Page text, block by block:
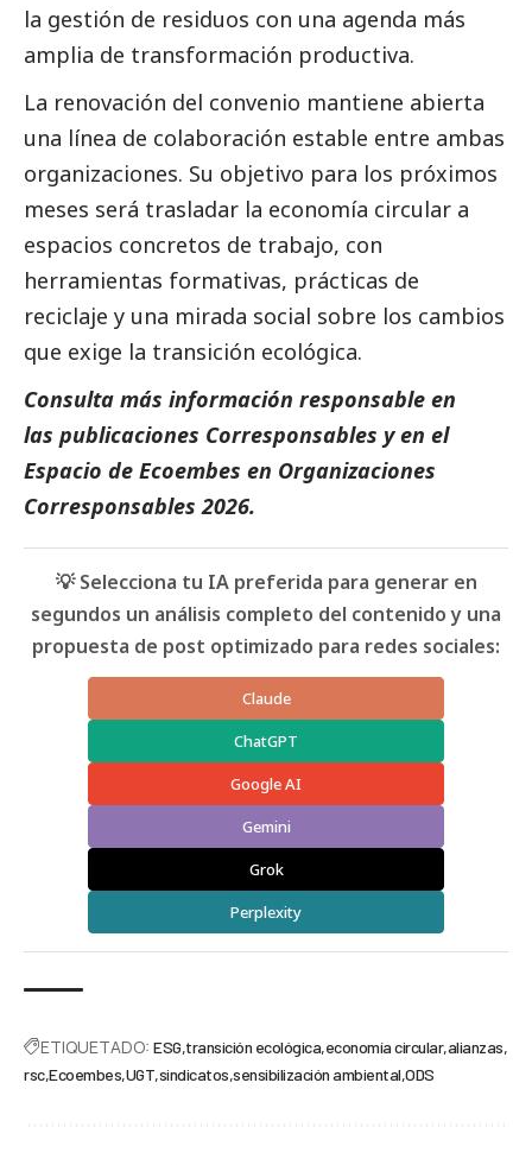
la gestión de residuos con una agenda más
amplia de transformación productiva.
La renovación del convenio mantiene abierta
una línea de colaboración estable entre ambas
organizaciones. Su objetivo para los próximos
meses será trasladar la economía circular a
espacios concretos de trabajo, con
herramientas formativas, prácticas de
reciclaje y una mirada social sobre los cambios
que exige la transición ecológica.
Consulta más información responsable en
las publicaciones Corresponsables y en el
Espacio de Ecoembes en Organizaciones
Corresponsables 2026.
💡 Selecciona tu IA preferida para generar en
segundos un análisis completo del contenido y una
propuesta de post optimizado para redes sociales:
Claude
ChatGPT
Google AI
Gemini
Grok
Perplexity
ETIQUETADO: ESG transición ecológica economía circular alianzas
rsc Ecoembes UGT sindicatos sensibilización ambiental ODS